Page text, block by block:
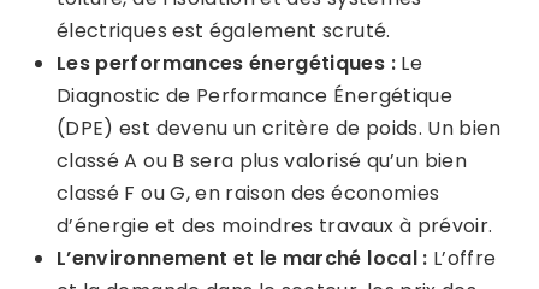
électriques est également scruté.
Les performances énergétiques :Le
Diagnostic de Performance Énergétique
(DPE) est devenu un critère de poids. Un bien
classé A ou B sera plus valorisé qu’un bien
classé F ou G, en raison des économies
d’énergie et des moindres travaux à prévoir.
L’environnement et le marché local : L’offre